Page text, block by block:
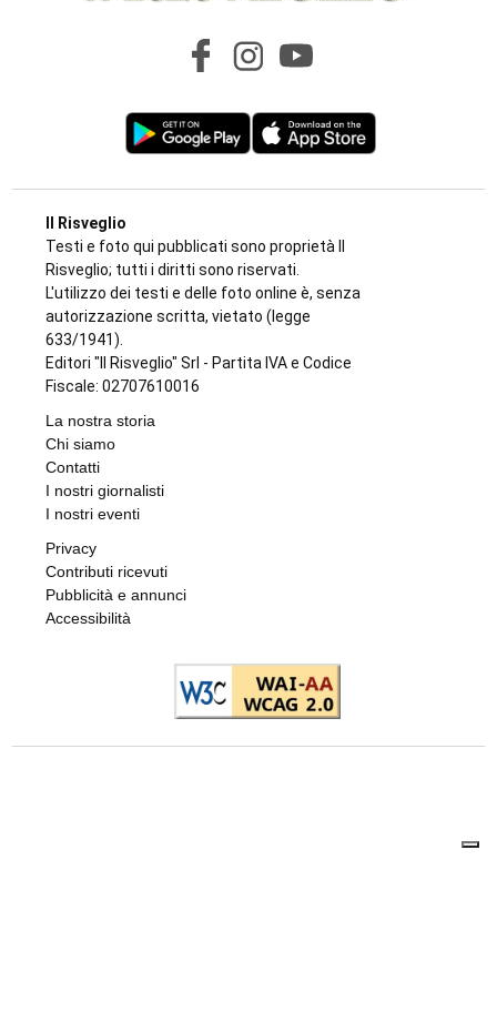
Il Risveglio
Testi e foto qui pubblicati sono proprietà Il
Risveglio; tutti i diritti sono riservati.
L'utilizzo dei testi e delle foto online è, senza
autorizzazione scritta, vietato (legge
633/1941).
Editori "Il Risveglio" Srl - Partita IVA e Codice
Fiscale: 02707610016
La nostra storia
Chi siamo
Contatti
I nostri giornalisti
I nostri eventi
Privacy
Contributi ricevuti
Pubblicità e annunci
Accessibilità